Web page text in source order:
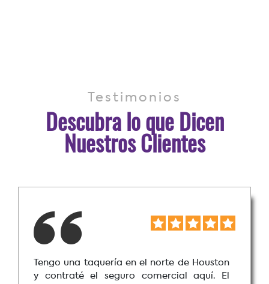
Testimonios
Descubra lo que Dicen
Nuestros Clientes
Mi negocio de landscaping necesitaba
insurance y aquí me ayudaron a conseguir